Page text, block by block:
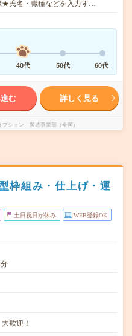
★氏名・職種などを入力す…
40代 50代 60代
む 詳しく見る
プション 製造事業部（全国）
枠組み・仕上げ・運
土日祝日が休み WEB登録OK
歓迎！